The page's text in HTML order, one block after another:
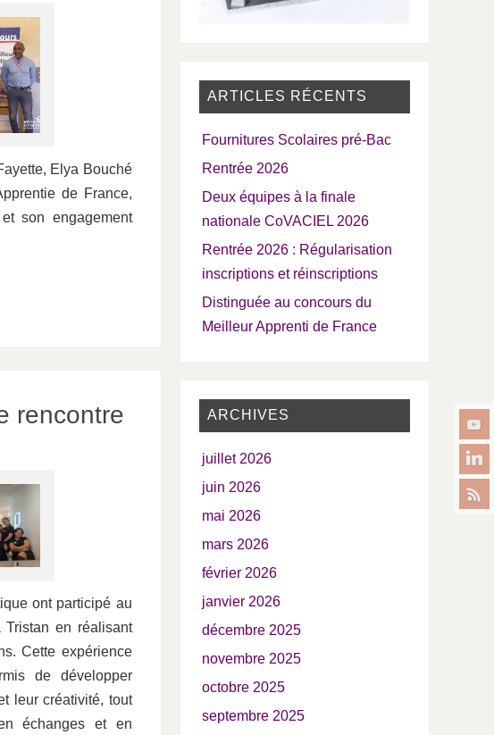
Elya Bouché
de France,
son engagement
rencontre
ont participé au
en réalisant
Cette expérience
de développer
leur créativité, tout
échanges et en
ARTICLES RÉCENTS
Fournitures Scolaires pré-Bac
Rentrée 2026
Deux équipes à la finale
nationale CoVACIEL 2026
Rentrée 2026 : Régularisation
inscriptions et réinscriptions
Distinguée au concours du
Meilleur Apprenti de France
ARCHIVES
juillet 2026
juin 2026
mai 2026
mars 2026
février 2026
janvier 2026
décembre 2025
novembre 2025
octobre 2025
septembre 2025